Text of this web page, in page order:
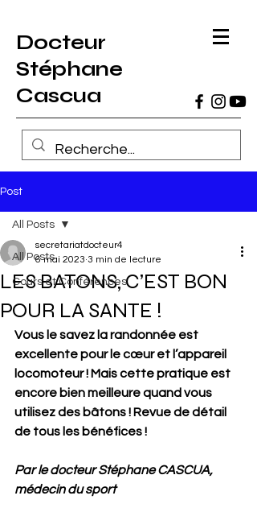
Docteur
Stéphane
Cascua
Post
All Posts
Cours et Conférences
All Posts
LES BATONS, C’EST BON
POUR LA SANTE !
secretariatdocteur4
6 mai 2023 3 min de lecture
Vous le savez la randonnée est
excellente pour le cœur et l’appareil
locomoteur ! Mais cette pratique est
encore bien meilleure quand vous
utilisez des bâtons ! Revue de détail
de tous les bénéfices !
Par le docteur Stéphane CASCUA,
médecin du sport